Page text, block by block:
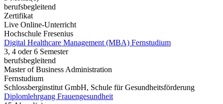
berufsbegleitend
Zertifikat
Live Online-Unterricht
Hochschule Fresenius
Digital Healthcare Management (MBA) Fernstudium
3, 4 oder 6 Semester
berufsbegleitend
Master of Business Administration
Fernstudium
Schlossberginstitut GmbH, Schule für Gesundheitsförderung
Diplomlehrgang Frauengesundheit